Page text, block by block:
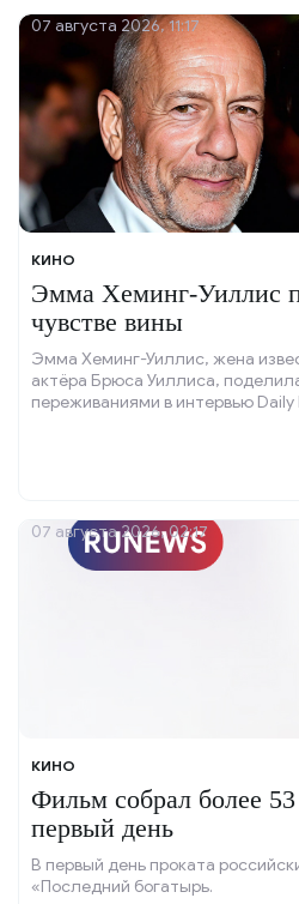
КИНО
Эмма Хеминг-Уиллис
чувстве вины
Эмма Хеминг-Уиллис, жена
актёра Брюса Уиллиса,
переживаниями в интервью Daily
07 августа 2026, 11:17
КИНО
Фильм собрал более
первый день
В первый день проката
«Последний богатырь.
07 августа 2026, 02:17